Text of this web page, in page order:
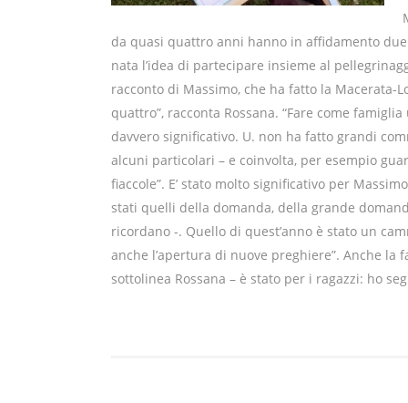
da quasi quattro anni hanno in affidamento
nata l’idea di partecipare insieme al
racconto di Massimo, che ha fatto la
quattro”, racconta Rossana. “Fare come
davvero significativo. U. non ha fatto grandi
alcuni particolari – e coinvolta, per esempio
fiaccole”. E’ stato molto significativo per
stati quelli della domanda, della grande
ricordano -. Quello di quest’anno è stato un
anche l’apertura di nuove preghiere”. Anche la
sottolinea Rossana – è stato per i ragazzi: ho